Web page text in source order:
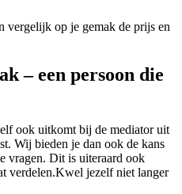
vergelijk op je gemak de prijs en
– een persoon die
ook uitkomt bij de mediator uit
Wij bieden je dan ook de kans
vragen. Dit is uiteraard ook
verdelen.Kwel jezelf niet langer